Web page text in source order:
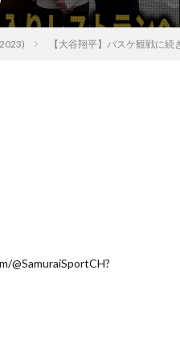
【大谷翔平】バスケ観戦に
@SamuraiSportCH?